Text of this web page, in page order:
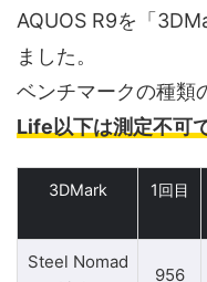
AQUOS R9を「
ました。
ベンチマークの種類
Life以下は測定不可
3DMark 1回目
Steel Nomad
956